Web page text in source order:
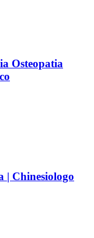
Osteopatia
| Chinesiologo